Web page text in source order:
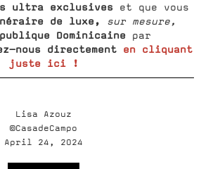
ultra exclusives et que vous
de luxe,
sur mesure,
Dominicaine par
nous directement en cliquant
juste ici !
Lisa Azouz
©CasadeCampo
April 24, 2024